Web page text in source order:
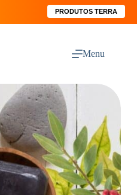
PRODUTOS TERRA
Menu